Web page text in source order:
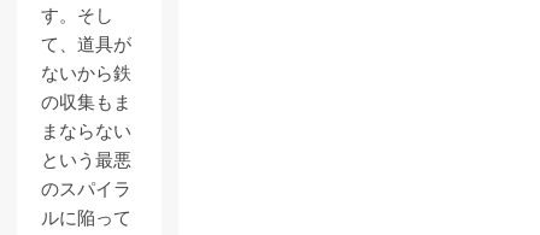
す。そし
て、道具が
ないから鉄
の収集もま
まならない
という最悪
のスパイラ
ルに陥って